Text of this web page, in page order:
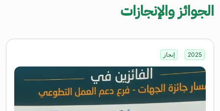
الجوائز والإنجازات
2025 إنجاز